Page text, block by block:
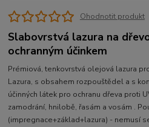
Ohodnotit produkt
Slabovrstvá lazura na
ochranným účinkem
Prémiová, tenkovrstvá olejová lazura
Lazura, s obsahem rozpouštědel a s
účinných látek pro ochranu dřeva proti
zamodrání, hnilobě, řasám a vosám .
(impregnace+základ+lazura) - nemusí